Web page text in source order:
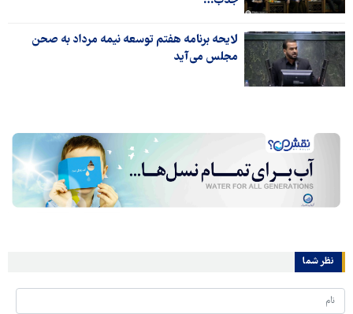
لایحه برنامه هفتم توسعه نیمه مرداد به صحن
مجلس می‌آید
نظر شما